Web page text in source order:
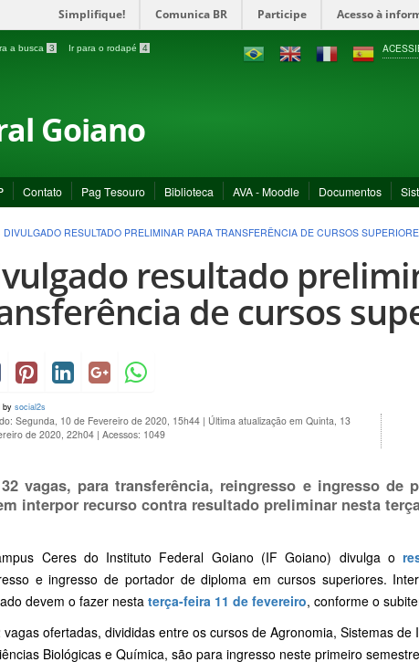
Simplifique! Comunica BR Participe Acesso à
a busca 3 Ir para o rodapé 4
Goiano
Contato Pag Tesouro Biblioteca AVA - Moodle Documentos
DIVULGADO RESULTADO PRELIMINAR PARA TRANSFERÊNCIA DE CURSOS
resultado
de cursos
by social2s
Segunda, 10 de Fevereiro de 2020, 15h44 | Última atualização em Quinta, 13
de 2020, 22h04 | Acessos: 1049
vagas, para transferência, reingresso e ingresso de
interpor recurso contra resultado preliminar nesta
Ceres do Instituto Federal Goiano (IF Goiano) divulga o
e ingresso de portador de diploma em cursos superiores.
devem o fazer nestaterça-feira 11 de fevereiro, conforme o
vagas ofertadas, divididas entre os cursos de Agronomia, Sistemas
Biológicas e Química, são para ingresso neste primeiro